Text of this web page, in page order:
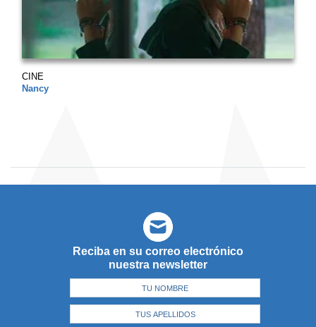
CINE
Nancy
Reciba en su correo electrónico
nuestra newsletter